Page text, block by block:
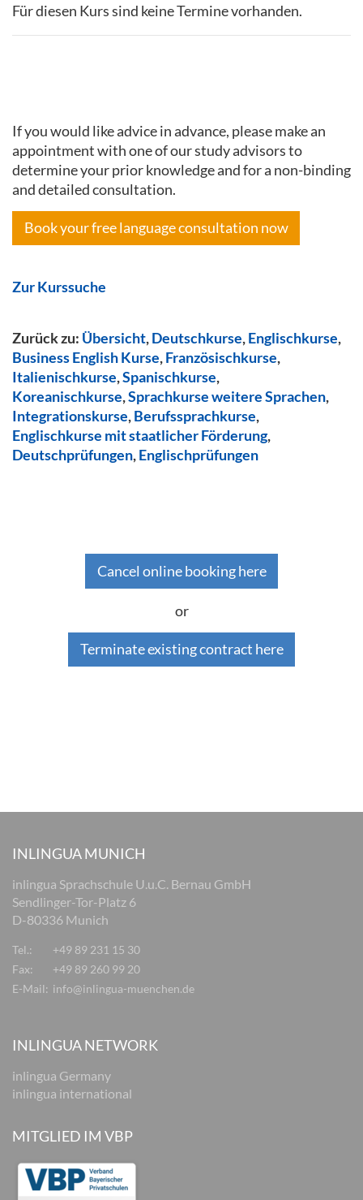
Für diesen Kurs sind keine Termine vorhanden.
If you would like advice in advance, please make an
appointment with one of our study advisors to
determine your prior knowledge and for a non-binding
and detailed consultation.
Book your free language consultation now
Zur Kurssuche
Zurück zu: Übersicht,Deutschkurse,Englischkurse,
Business English Kurse,Französischkurse,
Italienischkurse,Spanischkurse,
Koreanischkurse,Sprachkurse weitere Sprachen,
Integrationskurse,Berufssprachkurse,
Englischkurse mit staatlicher Förderung,
Deutschprüfungen,Englischprüfungen
Cancel online booking here
or
Terminate existing contract here
INLINGUA MUNICH
inlingua Sprachschule U.u.C. Bernau GmbH
Sendlinger-Tor-Platz 6
D-80336 Munich
Tel.:
+49 89 231 15 30
Fax:
+49 89 260 99 20
E-Mail: info@inlingua-muenchen.de
INLINGUA NETWORK
inlingua Germany
inlingua international
MITGLIED IM VBP